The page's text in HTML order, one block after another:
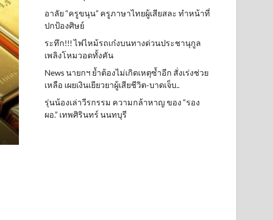
อาลัย “ครูขนุน” ครูภาษาไทยผู้เสียสละ ทำหน้าที่
ปกป้องศิษย์
ระทึก!!! ไฟไหม้รถเก๋งบนทางด่วนประชานุกูล
เพลิงโหมวอดทั้งคัน
News นายกฯ ย้ำต้องไม่เกิดเหตุซ้ำอีก สั่งเร่งช่วย
เหลือ เผยเงินเยียวยาผู้เสียชีวิต-บาดเจ็บ..
รุ่นน้องเล่าวีรกรรม ความกล้าหาญ ของ “รอง
ผอ.” เทพศิรินทร์ นนทบุรี